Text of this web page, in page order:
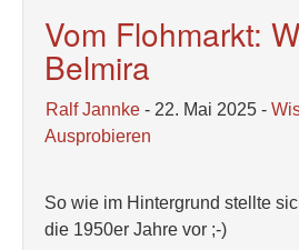
Vom Flohmarkt:
Belmira
Ralf Jannke - 22. Mai 2025 -
Ausprobieren
So wie im Hintergrund stellte
die 1950er Jahre vor ;-)